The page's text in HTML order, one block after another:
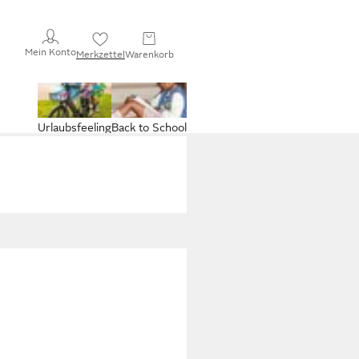
Mein KontoMerkzettelWarenkorb
Back to School
Urlaubsfeeling